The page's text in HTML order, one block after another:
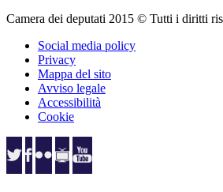
Camera dei deputati 2015 © Tutti i diritti
Social media policy
Privacy
Mappa del sito
Avviso legale
Accessibilità
Cookie